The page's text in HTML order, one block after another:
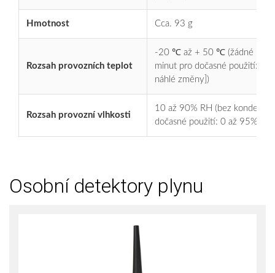
Hmotnost Cca. 93 g
Rozsah provozních teplot
-20 ℃ až + 50 ℃ (žádné
minut pro dočasné použití: -
náhlé změny])
Rozsah provozní vlhkosti
10 až 90% RH (bez
dočasné použití: 0 až 95% RH
Osobní detektory plynu